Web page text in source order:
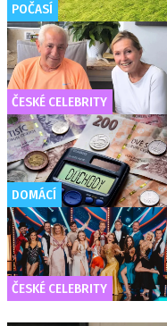
POČASÍ
ČESKÉ CELEBRITY
DOMÁCÍ
ČESKÉ CELEBRITY